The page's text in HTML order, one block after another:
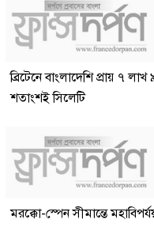
ব্রিটেনে বাংলাদেশি প্রায় ৭
শতাংশই সিলেটি
মরক্কো-স্পেন সীমান্তে